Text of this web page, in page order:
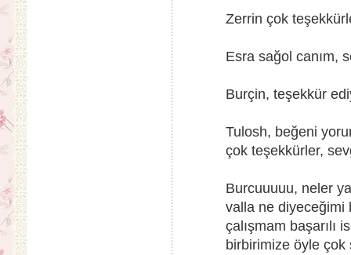
Zerrin çok
Esra sağol canım,
Burçin, teşekkür
Tulosh, beğeni
çok teşekkürler,
Burcuuuuu, neler
valla ne diyeceğimi
çalışmam başarılı
birbirimize öyle çok